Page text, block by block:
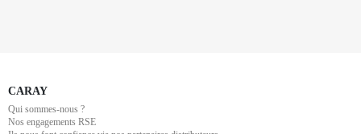
CARAY
Qui sommes-nous ?
Nos engagements RSE